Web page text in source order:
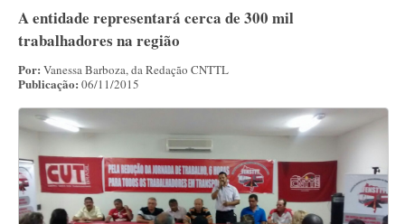
A entidade representará cerca de 300 mil
trabalhadores na região
Por: Vanessa Barboza, da Redação CNTTL
Publicação: 06/11/2015